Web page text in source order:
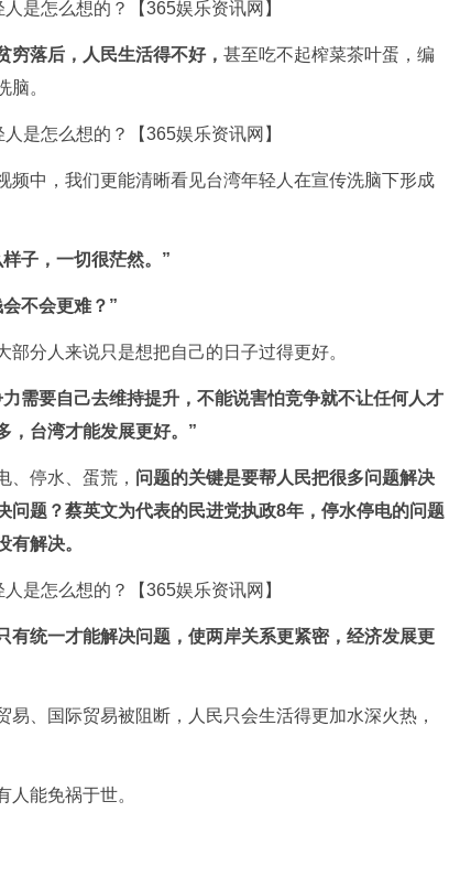
穷落后，人民生活得不好， 甚至吃不起榨菜茶叶蛋，编
脑。
频中，我们更能清晰看见台湾年轻人在宣传洗脑下形成
子，一切很茫然。”
不会更难？”
分人来说只是想把自己的日子过得更好。
需要自己去维持提升，不能说害怕竞争就不让任何人才
，台湾才能发展更好。”
、停水、蛋荒， 问题的关键是要帮人民把很多问题解决
题？蔡英文为代表的民进党执政8年，停水停电的问题
解决。
有统一才能解决问题，使两岸关系更紧密，经济发展更
、国际贸易被阻断，人民只会生活得更加水深火热，
能免祸于世。